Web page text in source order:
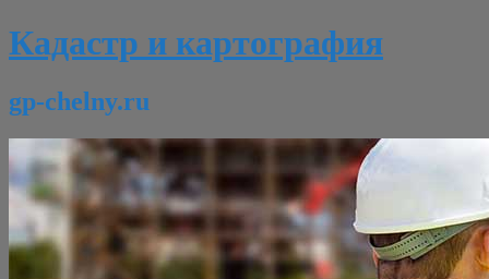
Кадастр и картография
gp-chelny.ru